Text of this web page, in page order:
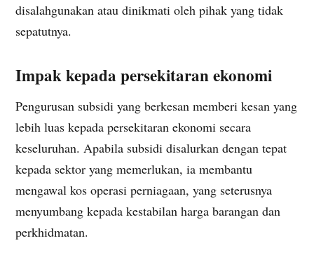
disalahgunakan atau dinikmati oleh pihak yang tidak
sepatutnya.
Impak kepada persekitaran ekonomi
Pengurusan subsidi yang berkesan memberi kesan yang
lebih luas kepada persekitaran ekonomi secara
keseluruhan. Apabila subsidi disalurkan dengan tepat
kepada sektor yang memerlukan, ia membantu
mengawal kos operasi perniagaan, yang seterusnya
menyumbang kepada kestabilan harga barangan dan
perkhidmatan.